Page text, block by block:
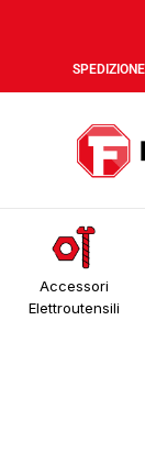
Accessori
Elettroutensili